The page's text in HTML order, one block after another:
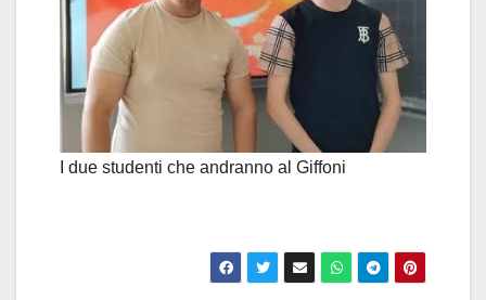
I due studenti che andranno al Giffoni